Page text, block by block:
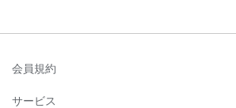
会員規約
サービス